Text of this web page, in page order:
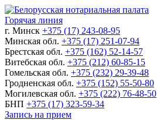
Горячая линия
г. Минск +375 (17) 243-08-95
Минская обл. +375 (17) 251-07-94
Брестская обл. +375 (162) 52-14-57
Витебская обл. +375 (212) 60-85-15
Гомельская обл. +375 (232) 29-39-48
Гродненская обл. +375 (152) 55-50-80
Могилевская обл. +375 (222) 76-48-50
БНП +375 (17) 323-59-34
Запись на прием